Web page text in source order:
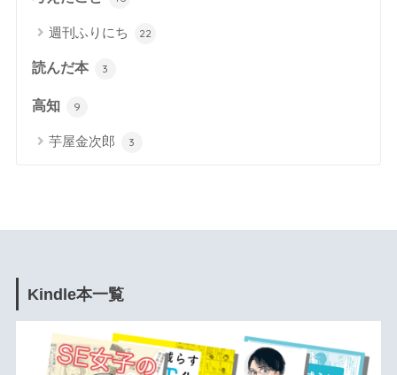
週刊ふりにち 22
読んだ本 3
高知 9
芋屋金次郎 3
Kindle本一覧